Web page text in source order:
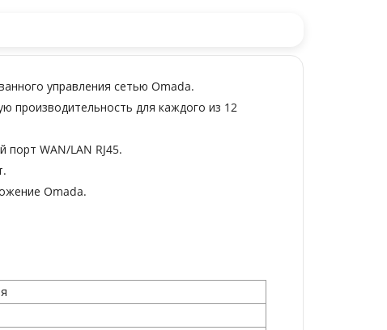
управления сетью Omada.
производительность для каждого из 12
порт WAN/LAN RJ45.
Omada.